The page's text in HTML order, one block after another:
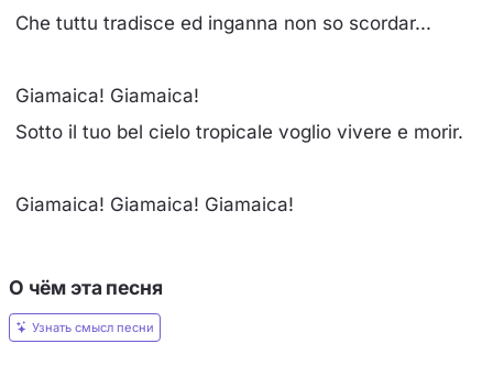
Che tuttu tradisce ed inganna non so scordar...
Giamaica! Giamaica!
Sotto il tuo bel cielo tropicale voglio vivere e morir.
Giamaica! Giamaica! Giamaica!
О чём эта песня
Узнать смысл песни